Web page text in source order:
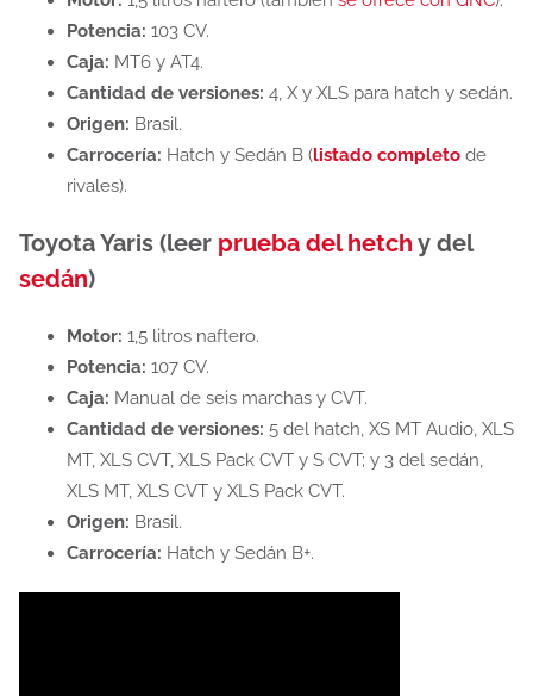
Potencia: 103 CV.
Caja: MT6 y AT4.
Cantidad de versiones: 4, X y XLS para hatch y sedán.
Origen: Brasil.
Carrocería: Hatch y Sedán B (listado completo de
rivales).
Toyota Yaris (leer prueba del hetch y del
sedán)
Motor: 1,5 litros naftero.
Potencia: 107 CV.
Caja: Manual de seis marchas y CVT.
Cantidad de versiones: 5 del hatch, XS MT Audio, XLS
MT, XLS CVT, XLS Pack CVT y S CVT; y 3 del sedán,
XLS MT, XLS CVT y XLS Pack CVT.
Origen: Brasil.
Carrocería: Hatch y Sedán B+.